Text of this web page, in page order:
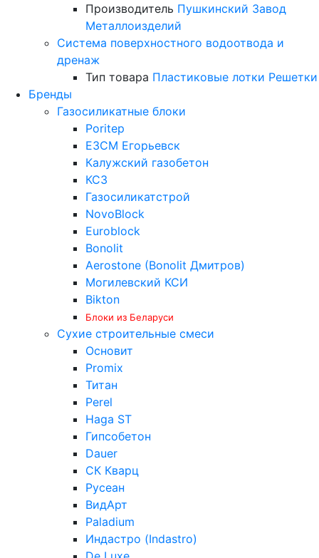
Производитель Пушкинский Завод
Металлоизделий
Система поверхностного водоотвода и
дренаж
Тип товара Пластиковые лотки Решетки
Бренды
Газосиликатные блоки
Poritep
ЕЗСМ Егорьевск
Калужский газобетон
КСЗ
Газосиликатстрой
NovoBlock
Euroblock
Bonolit
Aerostone (Bonolit Дмитров)
Могилевский КСИ
Bikton
Блоки из Беларуси
Сухие строительные смеси
Основит
Promix
Титан
Perel
Haga ST
Гипсобетон
Dauer
СК Кварц
Русеан
ВидАрт
Paladium
Индастро (Indastro)